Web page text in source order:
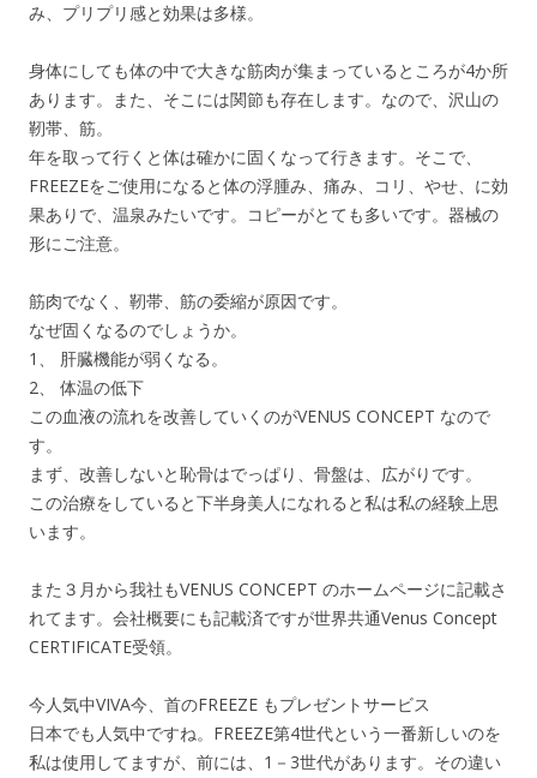
み、プリプリ感と効果は多様。
身体にしても体の中で大きな筋肉が集まっているところが4か所
あります。また、そこには関節も存在します。なので、沢山の
靭帯、筋。
年を取って行くと体は確かに固くなって行きます。そこで、
FREEZEをご使用になると体の浮腫み、痛み、コリ、やせ、に効
果ありで、温泉みたいです。コピーがとても多いです。器械の
形にご注意。
筋肉でなく、靭帯、筋の委縮が原因です。
なぜ固くなるのでしょうか。
1、 肝臓機能が弱くなる。
2、 体温の低下
この血液の流れを改善していくのがVENUS CONCEPT なので
す。
まず、改善しないと恥骨はでっぱり、骨盤は、広がりです。
この治療をしていると下半身美人になれると私は私の経験上思
います。
また３月から我社もVENUS CONCEPT のホームページに記載さ
れてます。会社概要にも記載済ですが世界共通Venus Concept
CERTIFICATE受領。
今人気中VIVA今、首のFREEZE もプレゼントサービス
日本でも人気中ですね。FREEZE第4世代という一番新しいのを
私は使用してますが、前には、1－3世代があります。その違い